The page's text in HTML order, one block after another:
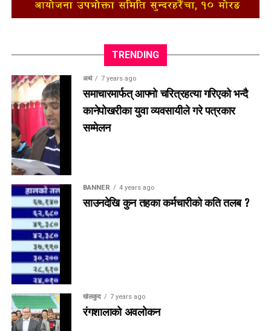
TRENDING
अर्थ 7 years ago
समाचारमार्फत् आफ्नो चरित्रहत्या गरिएको भन्दै
कानेपोखरीका युवा व्यवसायीले गरे पत्रकार
सम्मेलन
BANNER 4 years ago
साउनदेखि कुन तहका कर्मचारीको कति तलब ?
खेलकुद 7 years ago
रंगशालाको अवलोकन